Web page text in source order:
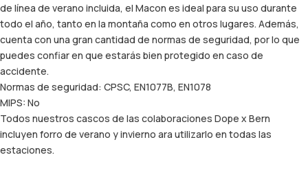
de línea de verano incluida, el Macon es ideal para su uso durante
todo el año, tanto en la montaña como en otros lugares. Además,
cuenta con una gran cantidad de normas de seguridad, por lo que
puedes confiar en que estarás bien protegido en caso de
accidente.
Normas de seguridad: CPSC, EN1077B, EN1078
MIPS: No
Todos nuestros cascos de las colaboraciones Dope x Bern
incluyen forro de verano y invierno ara utilizarlo en todas las
estaciones.